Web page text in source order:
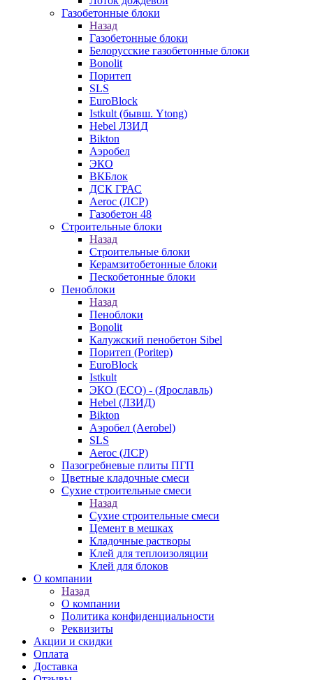
Газобетонные блоки
Назад
Газобетонные блоки
Белорусские газобетонные блоки
Bonolit
Поритеп
SLS
EuroBlock
Istkult (бывш. Ytong)
Hebel ЛЗИД
Bikton
Аэробел
ЭКО
ВКБлок
ДСК ГРАС
Aeroc (ЛСР)
Газобетон 48
Строительные блоки
Назад
Строительные блоки
Керамзитобетонные блоки
Пескобетонные блоки
Пеноблоки
Назад
Пеноблоки
Bonolit
Калужский пенобетон Sibel
Поритеп (Poritep)
EuroBlock
Istkult
ЭКО (ECO) - (Ярославль)
Hebel (ЛЗИД)
Bikton
Аэробел (Aerobel)
SLS
Aeroc (ЛСР)
Пазогребневые плиты ПГП
Цветные кладочные смеси
Сухие строительные смеси
Назад
Сухие строительные смеси
Цемент в мешках
Кладочные растворы
Клей для теплоизоляции
Клей для блоков
О компании
Назад
О компании
Политика конфиденциальности
Реквизиты
Акции и скидки
Оплата
Доставка